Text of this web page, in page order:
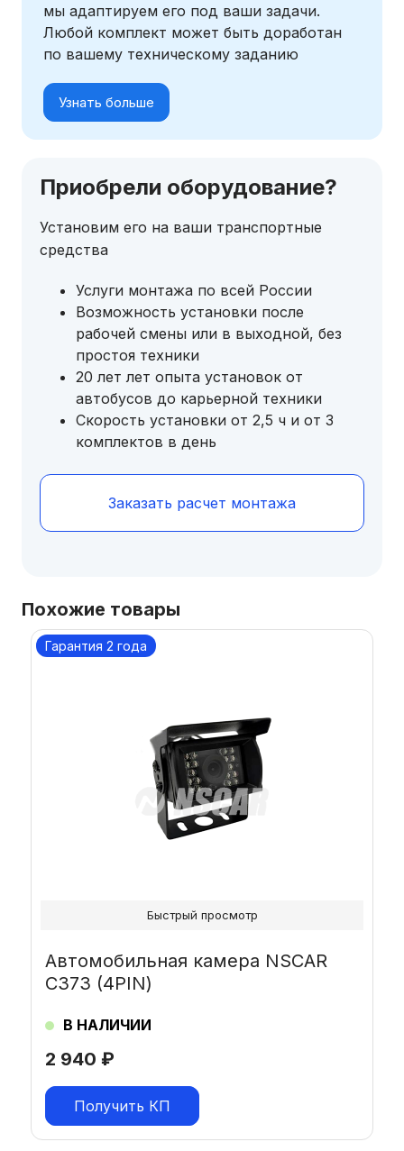
мы адаптируем его под ваши задачи.
Любой комплект может быть доработан
по вашему техническому заданию
Узнать больше
Приобрели оборудование?
Установим его на ваши транспортные
средства
Услуги монтажа по всей России
Возможность установки после
рабочей смены или в выходной, без
простоя техники
20 лет лет опыта установок от
автобусов до карьерной техники
Скорость установки от 2,5 ч и от 3
комплектов в день
Заказать расчет монтажа
Похожие товары
Гарантия 2 года
2 940 ₽
Автомобильная камера NSCAR
С373 (4PIN)
В НАЛИЧИИ
Получить КП
Быстрый просмотр